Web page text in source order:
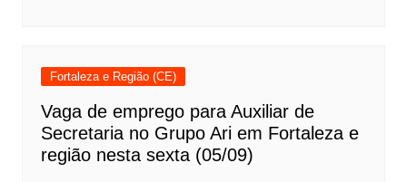
Fortaleza e Região (CE)
Vaga de emprego para Auxiliar de
Secretaria no Grupo Ari em Fortaleza e
região nesta sexta (05/09)